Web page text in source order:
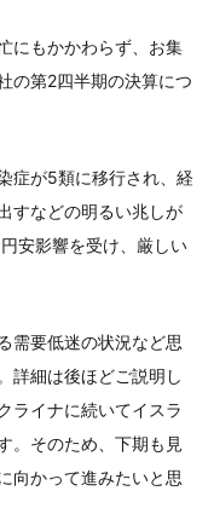
にもかかわらず、お集
の第2四半期の決算につ
症が5類に移行され、経
すなどの明るい兆しが
安影響を受け、厳しい
需要低迷の状況など思
詳細は後ほどご説明し
ライナに続いてイスラ
。そのため、下期も見
向かって進みたいと思